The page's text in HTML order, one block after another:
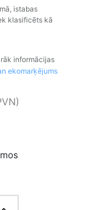
istabas
klasificēts kā
informācijas